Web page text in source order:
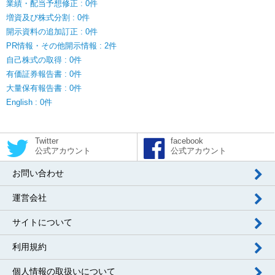
業績・配当予想修正 : 0件
増資及び株式分割 : 0件
開示資料の追加訂正 : 0件
PR情報・その他開示情報 : 2件
自己株式の取得 : 0件
有価証券報告書 : 0件
大量保有報告書 : 0件
English : 0件
Twitter
公式アカウント
facebook
公式アカウント
お問い合わせ
運営会社
サイトについて
利用規約
個人情報の取扱いについて